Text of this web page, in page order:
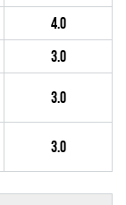
4.0
3.0
3.0
3.0